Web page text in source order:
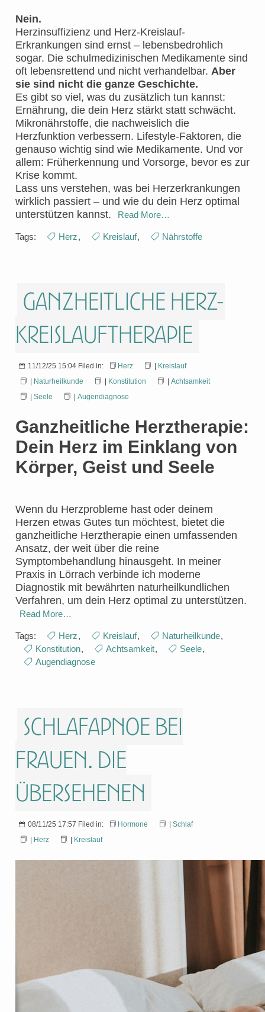
Nein.
Herzinsuffizienz und Herz-Kreislauf-
Erkrankungen sind ernst – lebensbedrohlich
sogar. Die schulmedizinischen Medikamente sind
oft lebensrettend und nicht verhandelbar. Aber
sie sind nicht die ganze Geschichte.
Es gibt so viel, was du zusätzlich tun kannst:
Ernährung, die dein Herz stärkt statt schwächt.
Mikronährstoffe, die nachweislich die
Herzfunktion verbessern. Lifestyle-Faktoren, die
genauso wichtig sind wie Medikamente. Und vor
allem: Früherkennung und Vorsorge, bevor es zur
Krise kommt.
Lass uns verstehen, was bei Herzerkrankungen
wirklich passiert – und wie du dein Herz optimal
unterstützen kannst.
Read More…
Tags: Herz, Kreislauf, Nährstoffe
Ganzheitliche Herz-
Kreislauftherapie
11/12/25 15:04 Filed in: Herz
Kreislauf
Naturheilkunde Konstitution
Achtsamkeit
Seele Augendiagnose
Ganzheitliche Herztherapie:
Dein Herz im Einklang von
Körper, Geist und Seele
Wenn du Herzprobleme hast oder deinem
Herzen etwas Gutes tun möchtest, bietet die
ganzheitliche Herztherapie einen umfassenden
Ansatz, der weit über die reine
Symptombehandlung hinausgeht. In meiner
Praxis in Lörrach verbinde ich moderne
Diagnostik mit bewährten naturheilkundlichen
Verfahren, um dein Herz optimal zu unterstützen.
Read More…
Tags: Herz, Kreislauf, Naturheilkunde,
Konstitution, Achtsamkeit, Seele,
Augendiagnose
Schlafapnoe bei
Frauen. Die
Übersehenen
08/11/25 17:57 Filed in: Hormone
Schlaf
Herz Kreislauf